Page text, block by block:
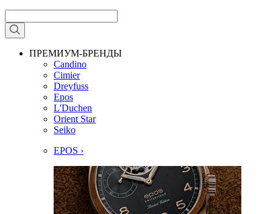
ПРЕМИУМ-БРЕНДЫ
Candino
Cimier
Dreyfuss
Epos
L'Duchen
Orient Star
Seiko
EPOS ›